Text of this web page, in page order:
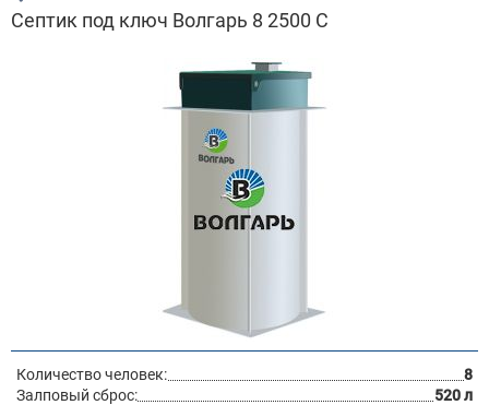
Септик под ключ Волгарь 8 2500 С
Количество человек:
8
Залповый сброс:
520 л